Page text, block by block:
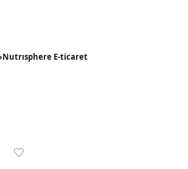
Nutrısphere E-ticaret